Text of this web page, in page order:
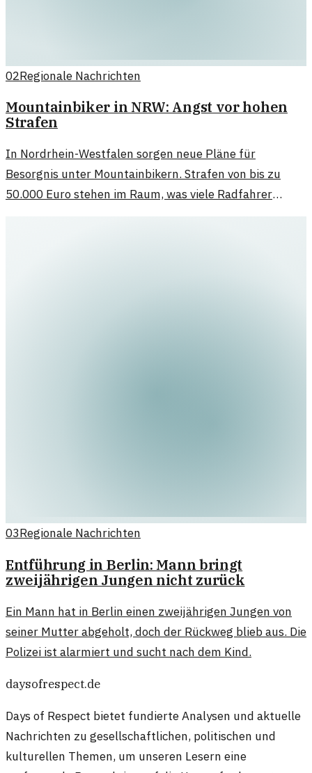
02Regionale Nachrichten
Mountainbiker in NRW: Angst vor hohen
Strafen
In Nordrhein-Westfalen sorgen neue Pläne für
Besorgnis unter Mountainbikern. Strafen von bis zu
50.000 Euro stehen im Raum, was viele Radfahrer
03Regionale Nachrichten
Entführung in Berlin: Mann bringt
zweijährigen Jungen nicht zurück
Ein Mann hat in Berlin einen zweijährigen Jungen von
seiner Mutter abgeholt, doch der Rückweg blieb aus. Die
Polizei ist alarmiert und sucht nach dem Kind.
daysofrespect.de
Days of Respect bietet fundierte Analysen und aktuelle
Nachrichten zu gesellschaftlichen, politischen und
kulturellen Themen, um unseren Lesern eine